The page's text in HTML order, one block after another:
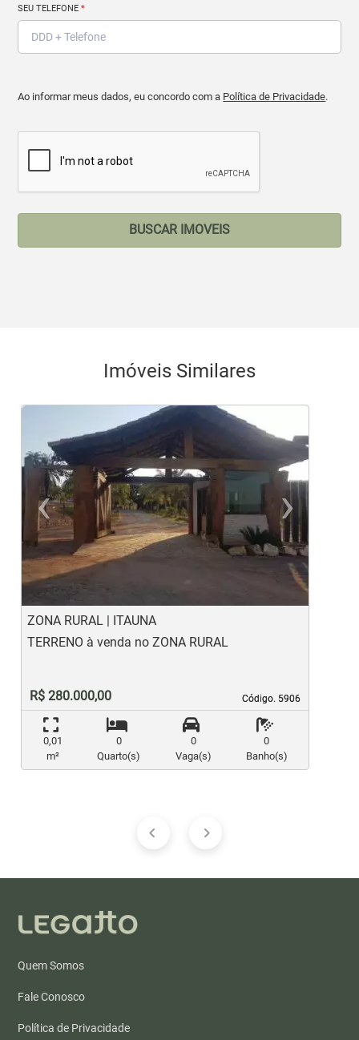
SEU TELEFONE*
Ao informar meus dados, eu concordo com a Política de Privacidade.
BUSCAR IMOVEIS
Imóveis Similares
‹
Previous
›
ZONA RURAL | ITAUNA
Código. 5906
Código. 5906
TERRENO à venda no ZONA RURAL
R$ 280.000,00
0,01
m²
0
Quarto(s)
0
Vaga(s)
0
Banho(s)
Quem Somos
Fale Conosco
Política de Privacidade